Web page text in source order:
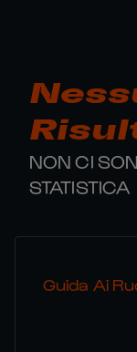
NON CI
STATISTICA
Guida Ai